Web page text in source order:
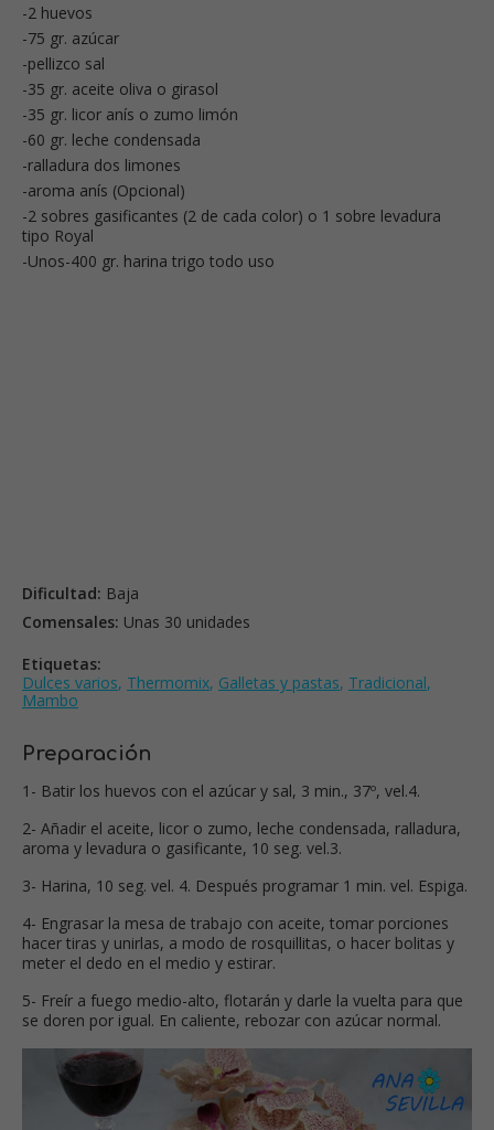
-2 huevos
-75 gr. azúcar
-pellizco sal
-35 gr. aceite oliva o girasol
-35 gr. licor anís o zumo limón
-60 gr. leche condensada
-ralladura dos limones
-aroma anís (Opcional)
-2 sobres gasificantes (2 de cada color) o 1 sobre levadura
tipo Royal
-Unos-400 gr. harina trigo todo uso
Dificultad: Baja
Comensales: Unas 30 unidades
Etiquetas:
Dulces varios, Thermomix, Galletas y pastas, Tradicional,
Mambo
Preparación
1- Batir los huevos con el azúcar y sal, 3 min., 37º, vel.4.
2- Añadir el aceite, licor o zumo, leche condensada, ralladura,
aroma y levadura o gasificante, 10 seg. vel.3.
3- Harina, 10 seg. vel. 4. Después programar 1 min. vel. Espiga.
4- Engrasar la mesa de trabajo con aceite, tomar porciones
hacer tiras y unirlas, a modo de rosquillitas, o hacer bolitas y
meter el dedo en el medio y estirar.
5- Freír a fuego medio-alto, flotarán y darle la vuelta para que
se doren por igual. En caliente, rebozar con azúcar normal.